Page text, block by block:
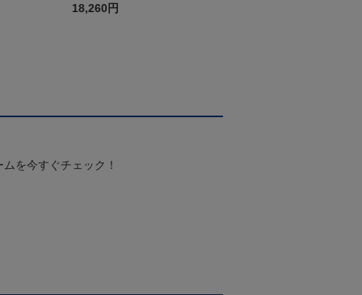
（2026百年構想リーグ）F
18,260円
を今すぐチェック！